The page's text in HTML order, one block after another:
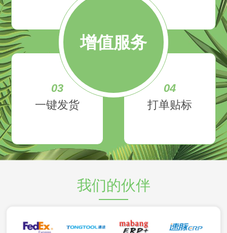
增值服务
03
一键发货
04
打单贴标
我们的伙伴